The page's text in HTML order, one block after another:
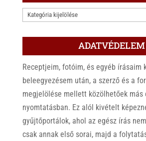
KATEGÓRIÁK
ADATVÉDELEM
Receptjeim, fotóim, és egyéb írásaim
beleegyezésem után, a szerző és a
megjelölése mellett közölhetőek más
nyomtatásban. Ez alól kivételt
gyűjtőportálok, ahol az egész írás
csak annak első sorai, majd a